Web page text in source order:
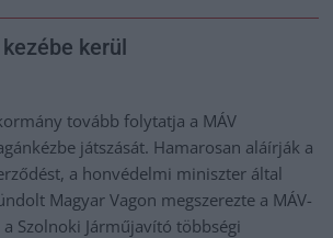
kerül
tovább folytatja a MÁV
játszását. Hamarosan aláírják a
a honvédelmi miniszter által
Magyar Vagon megszerezte a MÁV-
Szolnoki Járműjavító többségi